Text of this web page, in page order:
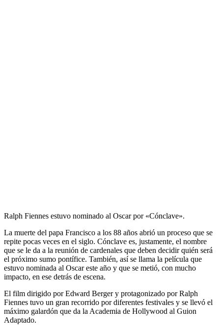
Ralph Fiennes estuvo nominado al Oscar por «Cónclave».
La muerte del papa Francisco a los 88 años abrió un proceso que se
repite pocas veces en el siglo. Cónclave es, justamente, el nombre
que se le da a la reunión de cardenales que deben decidir quién será
el próximo sumo pontífice. También, así se llama la película que
estuvo nominada al Oscar este año y que se metió, con mucho
impacto, en ese detrás de escena.
El film dirigido por Edward Berger y protagonizado por Ralph
Fiennes tuvo un gran recorrido por diferentes festivales y se llevó el
máximo galardón que da la Academia de Hollywood al Guion
Adaptado.